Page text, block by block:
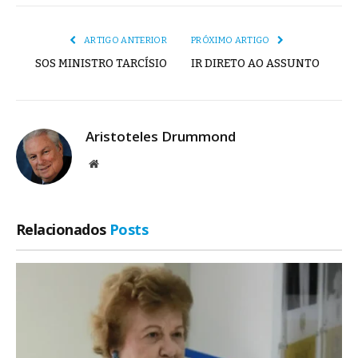
ARTIGO ANTERIOR
SOS MINISTRO TARCÍSIO
PRÓXIMO ARTIGO
IR DIRETO AO ASSUNTO
Aristoteles Drummond
Site
Relacionados Posts